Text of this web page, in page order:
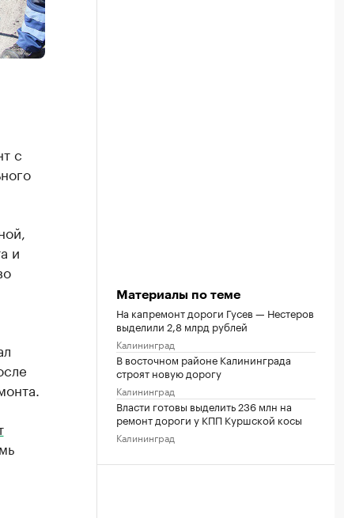
с
и
Материалы по теме
На капремонт дороги Гусев — Нестеров
выделили 2,8 млрд рублей
Калининград
В восточном районе Калининграда
строят новую дорогу
Калининград
Власти готовы выделить 236 млн на
ремонт дороги у КПП Куршской косы
Калининград